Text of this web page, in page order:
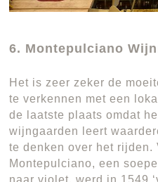
6. Montepulciano
Het is zeer zeker de
te verkennen met een
de laatste plaats omdat
wijngaarden leert
te denken over het rijden.
Montepulciano, een
naar violet, werd in 1549